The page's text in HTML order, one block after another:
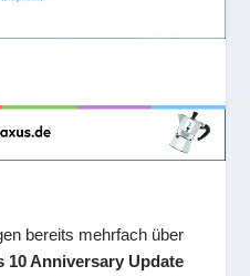
bereits mehrfach über
10 Anniversary Update